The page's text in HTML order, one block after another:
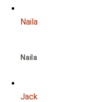
Naila
Naila
Jack